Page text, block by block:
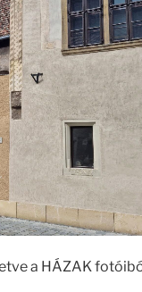
a HÁZAK